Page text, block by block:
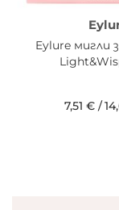
Eylure мигли
7,51 €/